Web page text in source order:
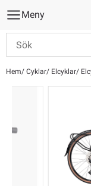
Meny
Hem Cyklar Elcyklar